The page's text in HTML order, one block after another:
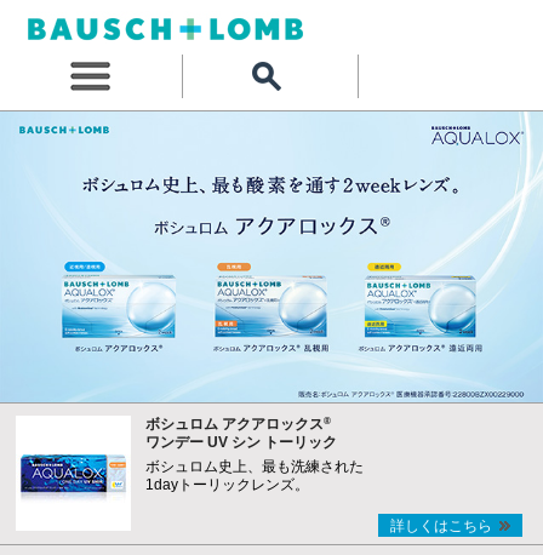
ボシュロム アクアロックス®
ワンデー UV シン トーリック
ボシュロム史上、最も洗練された
1dayトーリックレンズ。
詳しくはこちら